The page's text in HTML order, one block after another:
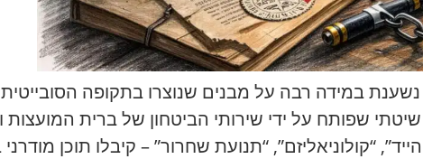
הריטוריקה האנטי-ישראלית של המאה ה-21 נשענת במידה רבה על מבנים שנוצרו
שפותח על ידי שירותי הביטחון של ברית
“קולוניאליזם”, “תנועת שחרור” – קיבלו תוכן